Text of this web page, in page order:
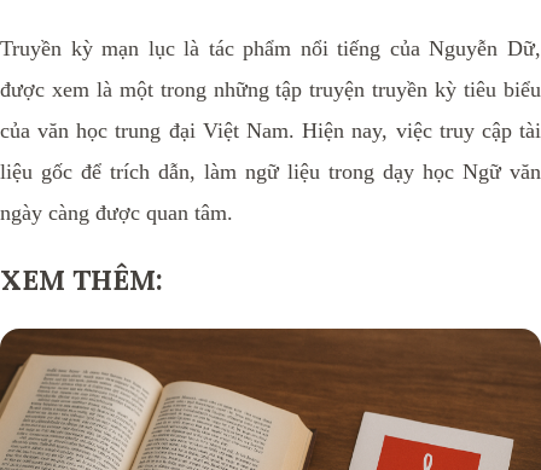
Truyền kỳ mạn lục là tác phẩm nổi tiếng của Nguyễn Dữ,
được xem là một trong những tập truyện truyền kỳ tiêu biểu
của văn học trung đại Việt Nam. Hiện nay, việc truy cập tài
liệu gốc để trích dẫn, làm ngữ liệu trong dạy học Ngữ văn
ngày càng được quan tâm.
XEM THÊM: